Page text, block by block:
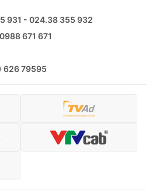
931 - 024.38 355 932
0988 671 671
626 79595